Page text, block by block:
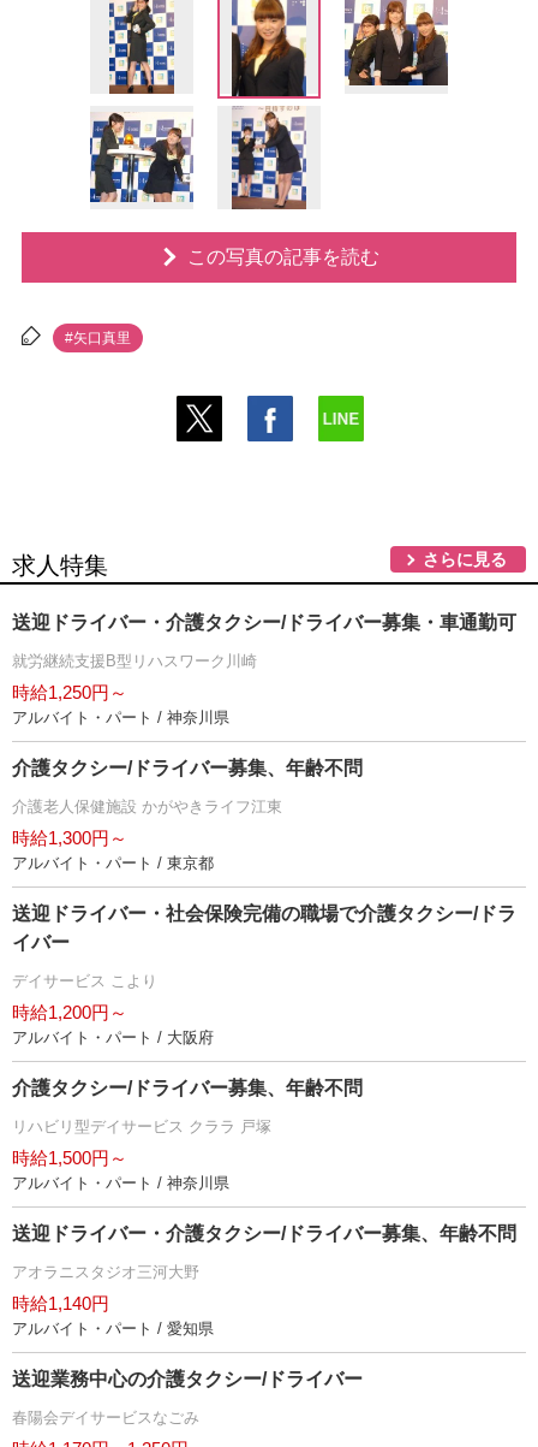
この写真の記事を読む
#矢口真里
求人特集 さらに見る
送迎ドライバー・介護タクシー/ドライバー募集・車通勤可
就労継続支援B型リハスワーク川崎
時給1,250円～
アルバイト・パート / 神奈川県
介護タクシー/ドライバー募集、年齢不問
介護老人保健施設 かがやきライフ江東
時給1,300円～
アルバイト・パート / 東京都
送迎ドライバー・社会保険完備の職場で介護タクシー/ドラ
イバー
デイサービス こより
時給1,200円～
アルバイト・パート / 大阪府
介護タクシー/ドライバー募集、年齢不問
リハビリ型デイサービス クララ 戸塚
時給1,500円～
アルバイト・パート / 神奈川県
送迎ドライバー・介護タクシー/ドライバー募集、年齢不問
アオラニスタジオ三河大野
時給1,140円
アルバイト・パート / 愛知県
送迎業務中心の介護タクシー/ドライバー
春陽会デイサービスなごみ